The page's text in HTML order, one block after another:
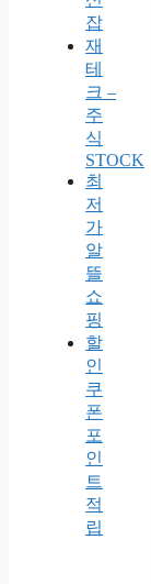
잡
재
테
크 –
주
식
STOCK
최
저
가
알
뜰
쇼
핑
할
인
쿠
폰
포
인
트
적
립